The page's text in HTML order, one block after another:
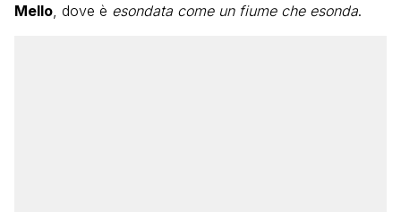
Mello , dove è esondata come un fiume che esonda.